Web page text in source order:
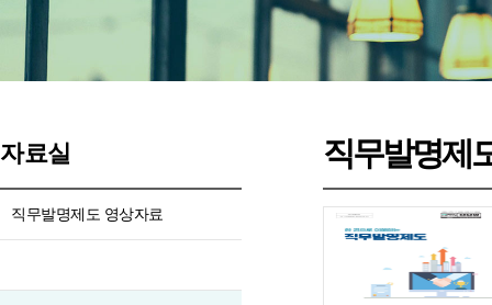
제도 도입 혜택
자료실
직무발명제도 영상자료
직무발명제